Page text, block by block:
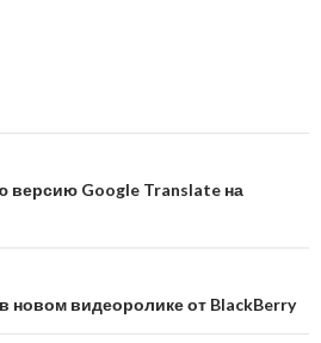
версию Google Translate на
новом видеоролике от BlackBerry